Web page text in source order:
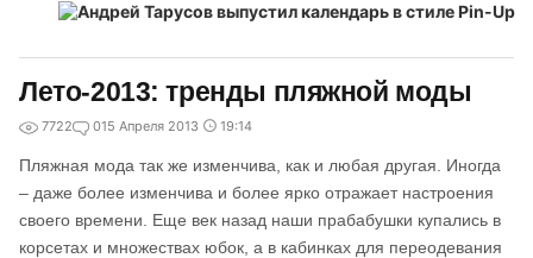
Лето-2013: тренды пляжной моды
7722 015 Апреля 2013 19:14
Пляжная мода так же изменчива, как и любая другая. Иногда
– даже более изменчива и более ярко отражает настроения
своего времени. Еще век назад наши прабабушки купались в
корсетах и множествах юбок, а в кабинках для переодевания